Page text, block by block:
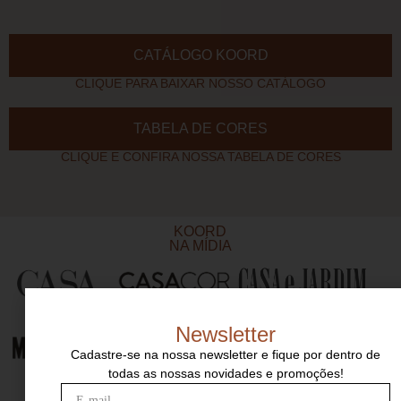
CATÁLOGO KOORD
CLIQUE PARA BAIXAR NOSSO CATÁLOGO
TABELA DE CORES
CLIQUE E CONFIRA NOSSA TABELA DE CORES
KOORD
NA MÍDIA
Newsletter
Cadastre-se na nossa newsletter e fique por dentro de
todas as nossas novidades e promoções!